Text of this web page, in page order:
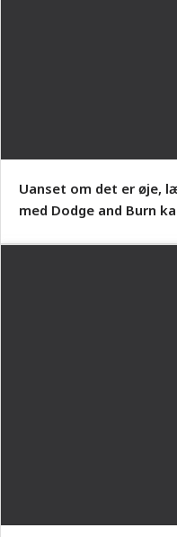
Uanset om det er øje,
med Dodge and Burn